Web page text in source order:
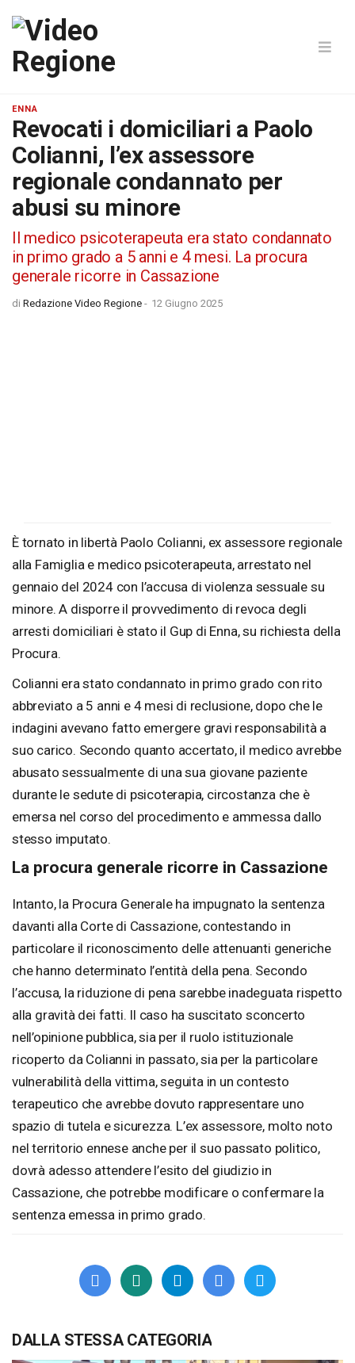
ENNA
Revocati i domiciliari a Paolo
Colianni, l’ex assessore
regionale condannato per
abusi su minore
Il medico psicoterapeuta era stato condannato
in primo grado a 5 anni e 4 mesi. La procura
generale ricorre in Cassazione
di Redazione Video Regione - 12 Giugno 2025
È tornato in libertà Paolo Colianni, ex assessore regionale
alla Famiglia e medico psicoterapeuta, arrestato nel
gennaio del 2024 con l’accusa di violenza sessuale su
minore. A disporre il provvedimento di revoca degli
arresti domiciliari è stato il Gup di Enna, su richiesta della
Procura.
Colianni era stato condannato in primo grado con rito
abbreviato a 5 anni e 4 mesi di reclusione, dopo che le
indagini avevano fatto emergere gravi responsabilità a
suo carico. Secondo quanto accertato, il medico avrebbe
abusato sessualmente di una sua giovane paziente
durante le sedute di psicoterapia, circostanza che è
emersa nel corso del procedimento e ammessa dallo
stesso imputato.
La procura generale ricorre in Cassazione
Intanto, la Procura Generale ha impugnato la sentenza
davanti alla Corte di Cassazione, contestando in
particolare il riconoscimento delle attenuanti generiche
che hanno determinato l’entità della pena. Secondo
l’accusa, la riduzione di pena sarebbe inadeguata rispetto
alla gravità dei fatti. Il caso ha suscitato sconcerto
nell’opinione pubblica, sia per il ruolo istituzionale
ricoperto da Colianni in passato, sia per la particolare
vulnerabilità della vittima, seguita in un contesto
terapeutico che avrebbe dovuto rappresentare uno
spazio di tutela e sicurezza. L’ex assessore, molto noto
nel territorio ennese anche per il suo passato politico,
dovrà adesso attendere l’esito del giudizio in
Cassazione, che potrebbe modificare o confermare la
sentenza emessa in primo grado.
DALLA STESSA CATEGORIA